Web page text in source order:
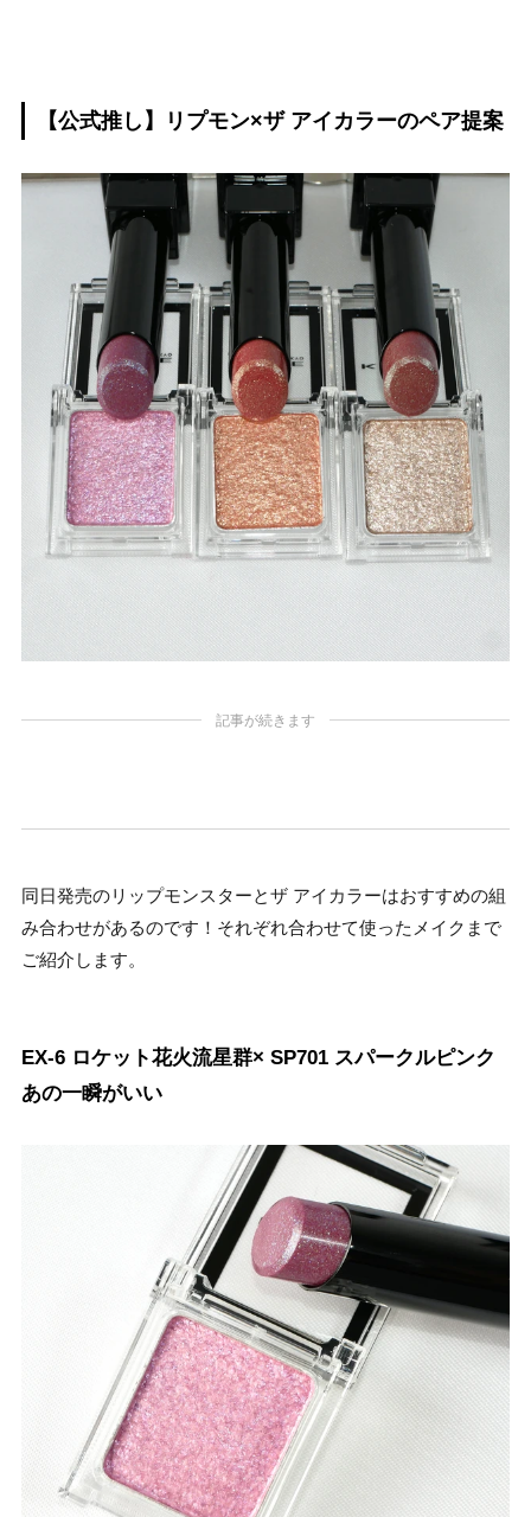
【公式推し】リプモン×ザ アイカラーのペア提案
記事が続きます
同日発売のリップモンスターとザ アイカラーはおすすめの組
み合わせがあるのです！それぞれ合わせて使ったメイクまで
ご紹介します。
EX-6 ロケット花火流星群× SP701 スパークルピンク
あの一瞬がいい